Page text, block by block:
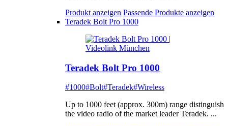
Produkt anzeigen Passende Produkte anzeigen
Teradek Bolt Pro 1000
Teradek Bolt Pro 1000
#1000#Bolt#Teradek#Wireless
Up to 1000 feet (approx. 300m) range distinguish
the video radio of the market leader Teradek. ...